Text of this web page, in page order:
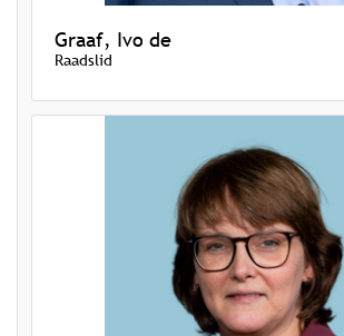
Graaf, Ivo de
Raadslid